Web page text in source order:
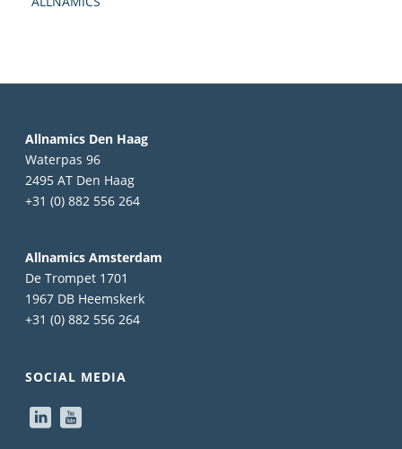
Allnamics Den Haag
Waterpas 96
2495 AT Den Haag
+31 (0) 882 556 264
Allnamics Amsterdam
De Trompet 1701
1967 DB Heemskerk
+31 (0) 882 556 264
SOCIAL MEDIA